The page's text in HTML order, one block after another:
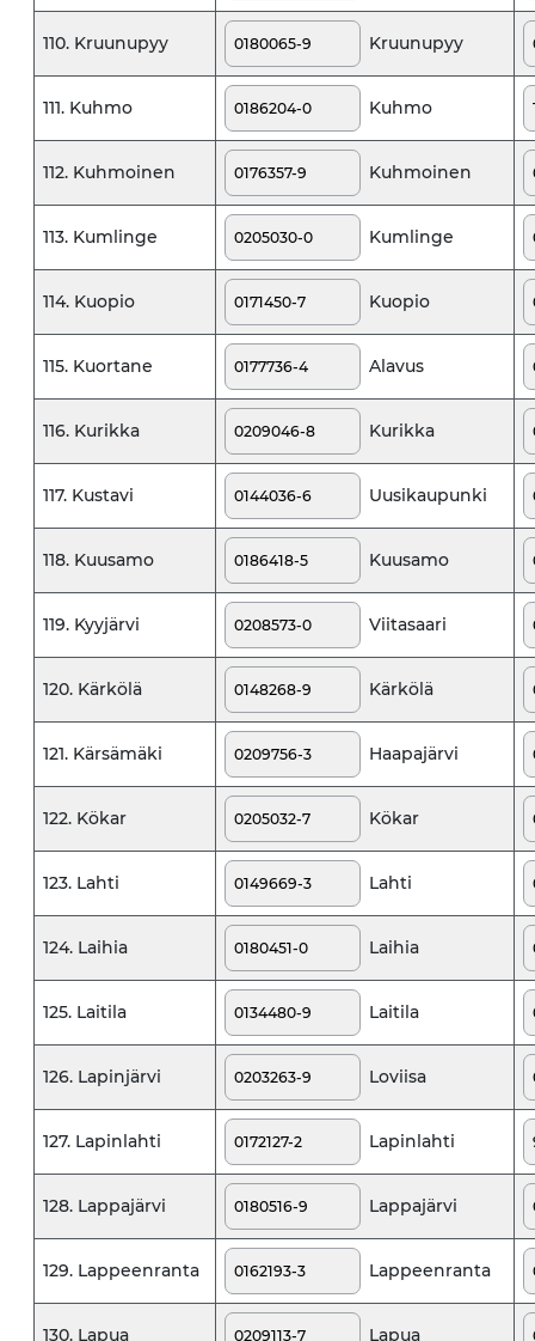
110. Kruunupyy Kruunupyy
111. Kuhmo Kuhmo
112. Kuhmoinen Kuhmoinen
113. Kumlinge Kumlinge
114. Kuopio Kuopio
115. Kuortane Alavus
116. Kurikka Kurikka
117. Kustavi Uusikaupunki
118. Kuusamo Kuusamo
119. Kyyjärvi Viitasaari
120. Kärkölä Kärkölä
121. Kärsämäki Haapajärvi
122. Kökar Kökar
123. Lahti Lahti
124. Laihia Laihia
125. Laitila Laitila
126. Lapinjärvi Loviisa
127. Lapinlahti Lapinlahti
128. Lappajärvi Lappajärvi
129. Lappeenranta Lappeenranta
130. Lapua Lapua